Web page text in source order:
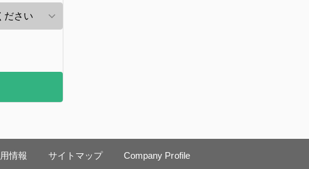
情報 サイトマップ Company Profile